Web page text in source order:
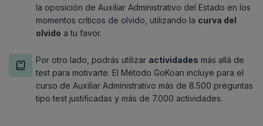
la oposición de Auxiliar Administrativo del Estado en los
momentos críticos de olvido, utilizando la curva del
olvido a tu favor.
Por otro lado, podrás utilizar actividades más allá de
test para motivarte. El Método GoKoan incluye para el
curso de Auxiliar Administrativo más de 8.500 preguntas
tipo test justificadas y más de 7.000 actividades.